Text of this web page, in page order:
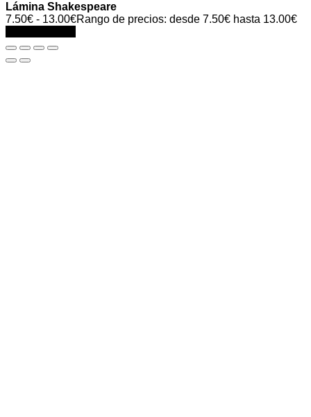
Lámina Shakespeare
7.50€ - 13.00€Rango de precios: desde 7.50€ hasta 13.00€